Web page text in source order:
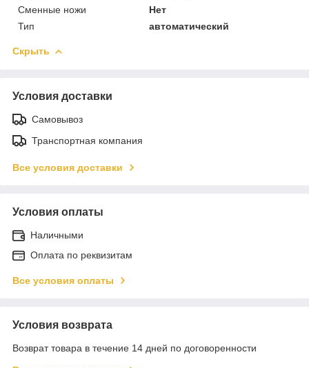
Сменные ножи
Нет
Тип
автоматический
Скрыть
Условия доставки
Самовывоз
Транспортная компания
Все условия доставки
Условия оплаты
Наличными
Оплата по реквизитам
Все условия оплаты
Условия возврата
Возврат товара в течение 14 дней по договоренности